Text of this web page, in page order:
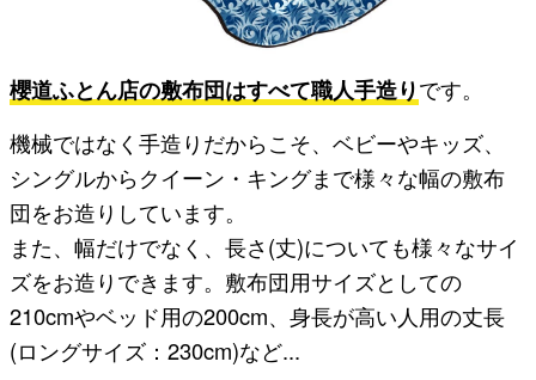
櫻道ふとん店の敷布団はすべて職人手造りです。
機械ではなく手造りだからこそ、ベビーやキッズ、
シングルからクイーン・キングまで様々な幅の敷布
団をお造りしています。
また、幅だけでなく、長さ(丈)についても様々なサイ
ズをお造りできます。敷布団用サイズとしての
210cmやベッド用の200cm、身長が高い人用の丈長
(ロングサイズ：230cm)など...